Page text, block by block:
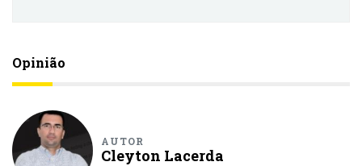
Opinião
AUTOR
Cleyton Lacerda